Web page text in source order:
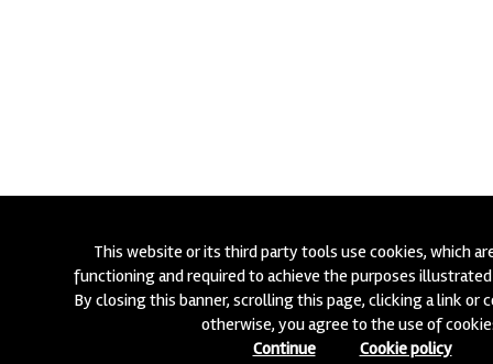
This website or its third party tools use cookies, which
functioning and required to achieve the purposes
By closing this banner, scrolling this page, clicking a link or
otherwise, you agree to the use of
Continue
Cookie policy